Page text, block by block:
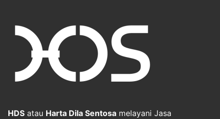
HDS atau Harta Dila Sentosa melayani Jasa